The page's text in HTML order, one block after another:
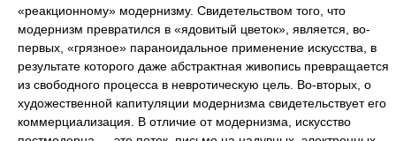
«реакционному» модернизму. Свидетельством того, что
модернизм превратился в «ядовитый цветок», является, во-
первых, «грязное» параноидальное применение искусства, в
результате которого даже абстрактная живопись превращается
из свободного процесса в невротическую цель. Во-вторых, о
художественной капитуляции модернизма свидетельствует его
коммерциализация. В отличие от модернизма, искусство